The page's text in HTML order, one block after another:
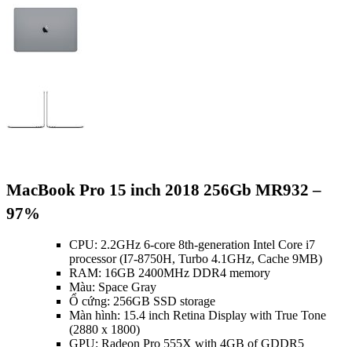
MacBook Pro 15 inch 2018 256Gb MR932 –
97%
CPU: 2.2GHz 6-core 8th-generation Intel Core i7
processor (I7-8750H, Turbo 4.1GHz, Cache 9MB)
RAM: 16GB 2400MHz DDR4 memory
Màu: Space Gray
Ổ cứng: 256GB SSD storage
Màn hình: 15.4 inch Retina Display with True Tone
(2880 x 1800)
GPU: Radeon Pro 555X with 4GB of GDDR5